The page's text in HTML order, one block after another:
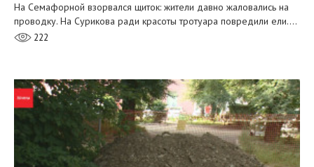
На Семафорной взорвался щиток: жители давно жаловались на
проводку. На Сурикова ради красоты тротуара повредили ели.…
222